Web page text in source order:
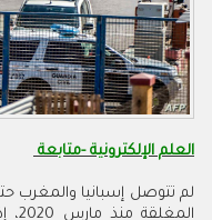
العلم الإلكترونية -متابعة
لم تتوصل إسبانيا والمغرب